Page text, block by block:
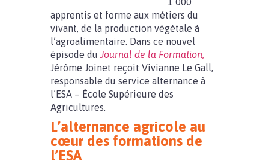
apprentis et forme aux métiers du
vivant, de la production végétale à
l’agroalimentaire. Dans ce nouvel
épisode du Journal de la Formation,
Jérôme Joinet reçoit Vivianne Le Gall,
responsable du service alternance à
l’ESA – École Supérieure des
Agricultures.
L’alternance agricole au
cœur des formations de
l’ESA